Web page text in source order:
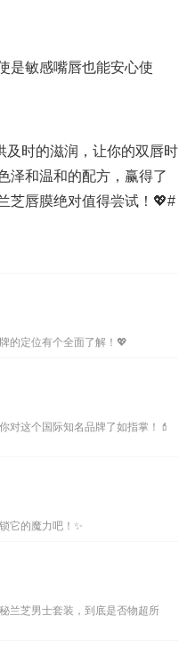
是敏感嘴唇也能安心使
及时的滋润，让你的双唇时
泽和温和的配方，赢得了
芝唇膜绝对值得尝试！💖#
的定位有个全面了解！💖
对这个国际知名品牌了如指掌！💄
它的魔力吧！✨
兰芝男士套装，到底是否物超所